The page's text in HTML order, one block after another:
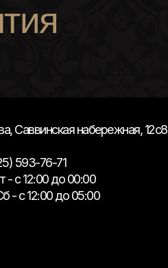
Саввинская набережная, 12с8
593-76-71
- с 12:00 до 00:00
- с 12:00 до 05:00